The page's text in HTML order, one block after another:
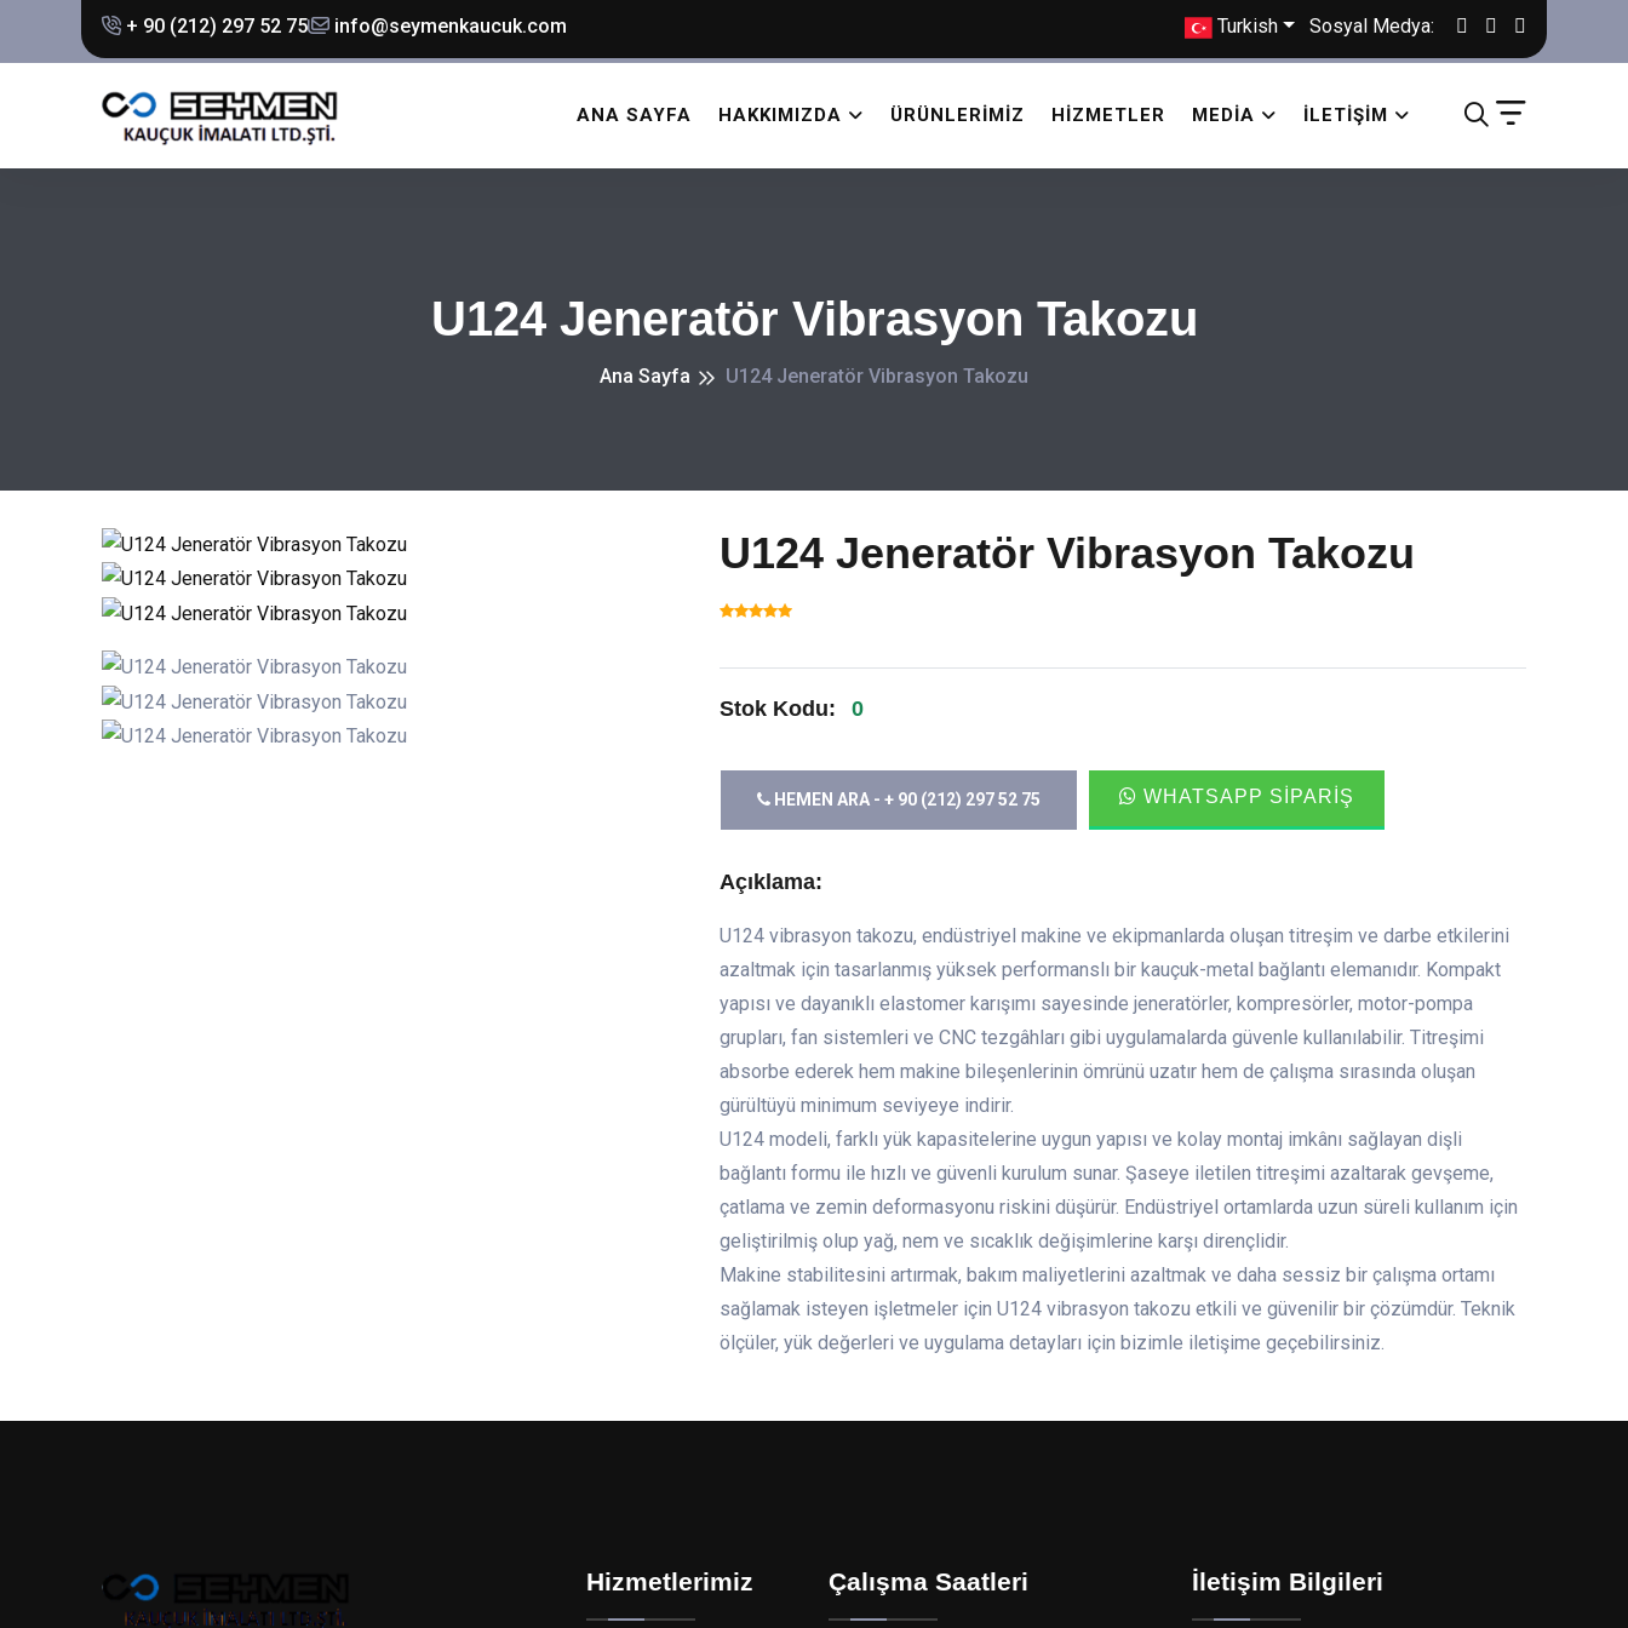
+ 90 (212) 297 52 75 info@seymenkaucuk.com Turkish Sosyal Medya:
ANA SAYFA HAKKIMIZDA ÜRÜNLERIMIZ HIZMETLER MEDIA İLETIŞIM
U124 Jeneratör Vibrasyon Takozu
Ana Sayfa U124 Jeneratör Vibrasyon Takozu
U124 Jeneratör Vibrasyon Takozu
Stok Kodu: 0
HEMEN ARA - + 90 (212) 297 52 75 WHATSAPP SIPARIŞ
Açıklama:
U124 vibrasyon takozu, endüstriyel makine ve ekipmanlarda oluşan titreşim ve darbe etkilerini
azaltmak için tasarlanmış yüksek performanslı bir kauçuk-metal bağlantı elemanıdır. Kompakt
yapısı ve dayanıklı elastomer karışımı sayesinde jeneratörler, kompresörler, motor-pompa
grupları, fan sistemleri ve CNC tezgâhları gibi uygulamalarda güvenle kullanılabilir. Titreşimi
absorbe ederek hem makine bileşenlerinin ömrünü uzatır hem de çalışma sırasında oluşan
gürültüyü minimum seviyeye indirir.
U124 modeli, farklı yük kapasitelerine uygun yapısı ve kolay montaj imkânı sağlayan dişli
bağlantı formu ile hızlı ve güvenli kurulum sunar. Şaseye iletilen titreşimi azaltarak gevşeme,
çatlama ve zemin deformasyonu riskini düşürür. Endüstriyel ortamlarda uzun süreli kullanım için
geliştirilmiş olup yağ, nem ve sıcaklık değişimlerine karşı dirençlidir.
Makine stabilitesini artırmak, bakım maliyetlerini azaltmak ve daha sessiz bir çalışma ortamı
sağlamak isteyen işletmeler için U124 vibrasyon takozu etkili ve güvenilir bir çözümdür. Teknik
ölçüler, yük değerleri ve uygulama detayları için bizimle iletişime geçebilirsiniz.
Hizmetlerimiz Çalışma Saatleri İletişim Bilgileri